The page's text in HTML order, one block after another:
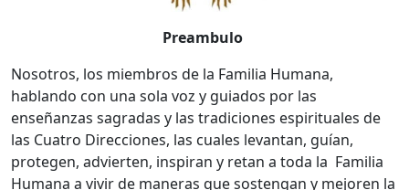
Preambulo
Nosotros, los miembros de la Familia Humana,
hablando con una sola voz y guiados por las
enseñanzas sagradas y las tradiciones espirituales de
las Cuatro Direcciones, las cuales levantan, guían,
protegen, advierten, inspiran y retan a toda la Familia
Humana a vivir de maneras que sostengan y mejoren la